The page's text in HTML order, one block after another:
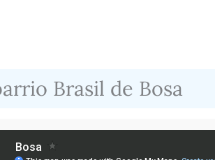
Brasil de Bosa